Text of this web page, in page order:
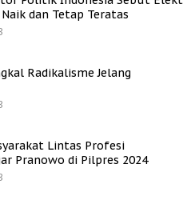
dan Tetap Teratas
Radikalisme Jelang
Lintas Profesi
Pranowo di Pilpres 2024